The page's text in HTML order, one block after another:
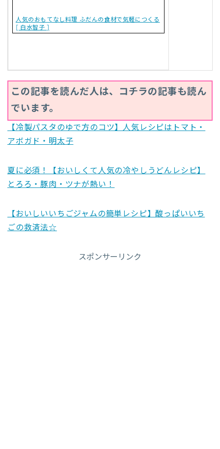
人気のおもてなし料理 ふだんの食材で気軽につくる
[ 白水智子 ]
この記事を読んだ人は、コチラの記事も読ん
でいます。
【冷製パスタのゆで方のコツ】人気レシピはトマト・
アボガド・明太子
夏に必須！【おいしくて人気の冷やしうどんレシピ】
とろろ・豚肉・ツナが熱い！
【おいしいいちごジャムの簡単レシピ】酸っぱいいち
ごの救済法☆
スポンサーリンク